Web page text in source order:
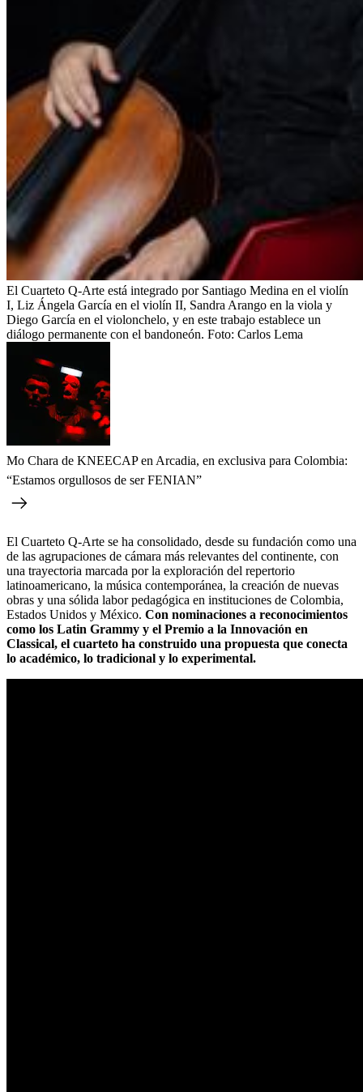
El Cuarteto Q-Arte está integrado por Santiago Medina en el violín
I, Liz Ángela García en el violín II, Sandra Arango en la viola y
Diego García en el violonchelo, y en este trabajo establece un
diálogo permanente con el bandoneón. Foto: Carlos Lema
Mo Chara de KNEECAP en Arcadia, en exclusiva para Colombia:
“Estamos orgullosos de ser FENIAN”
El Cuarteto Q-Arte se ha consolidado, desde su fundación como una
de las agrupaciones de cámara más relevantes del continente, con
una trayectoria marcada por la exploración del repertorio
latinoamericano, la música contemporánea, la creación de nuevas
obras y una sólida labor pedagógica en instituciones de Colombia,
Estados Unidos y México. Con nominaciones a reconocimientos
como los Latin Grammy y el Premio a la Innovación en
Classical, el cuarteto ha construido una propuesta que conecta
lo académico, lo tradicional y lo experimental.